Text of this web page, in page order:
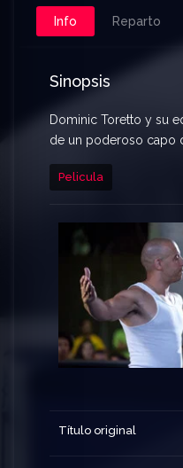
Info Reparto
Sinopsis
Dominic Toretto y su
de un poderoso capo
Pelicula
Título original